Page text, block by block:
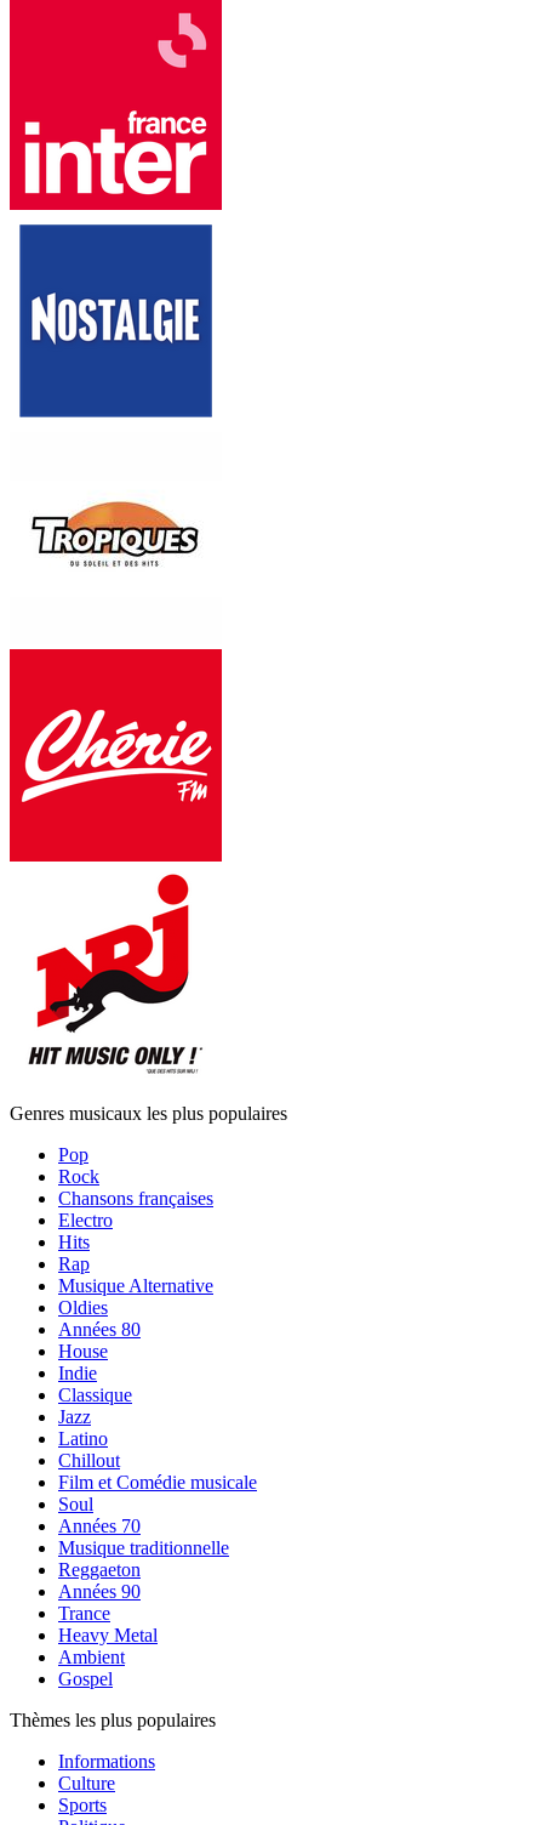
Genres musicaux les plus populaires
Pop
Rock
Chansons françaises
Electro
Hits
Rap
Musique Alternative
Oldies
Années 80
House
Indie
Classique
Jazz
Latino
Chillout
Film et Comédie musicale
Soul
Années 70
Musique traditionnelle
Reggaeton
Années 90
Trance
Heavy Metal
Ambient
Gospel
Thèmes les plus populaires
Informations
Culture
Sports